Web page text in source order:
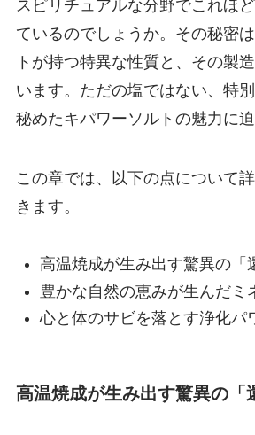
スピリチュアルな分野でこれほ
ているのでしょうか。その秘密
トが持つ特異な性質と、その製
います。ただの塩ではない、特
秘めたキパワーソルトの魅力に迫
この章では、以下の点について
きます。
高温焼成が生み出す驚異の「
豊かな自然の恵みが生んだミ
心と体のサビを落とす浄化パ
高温焼成が生み出す驚異の「